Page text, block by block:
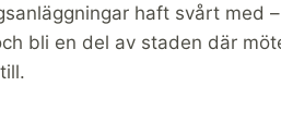
haft svårt med
bli en del av staden där